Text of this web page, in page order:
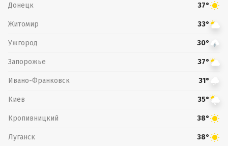
Донецк 37°
Житомир 33°
Ужгород 30°
Запорожье 37°
Ивано-Франковск 31°
Киев 35°
Кропивницкий 38°
Луганск 38°